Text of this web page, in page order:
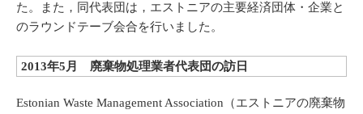
た。また，同代表団は，エストニアの主要経済団体・企業と
のラウンドテーブ会合を行いました。
2013年5月 廃棄物処理業者代表団の訪日
Estonian Waste Management Association（エストニアの廃棄物